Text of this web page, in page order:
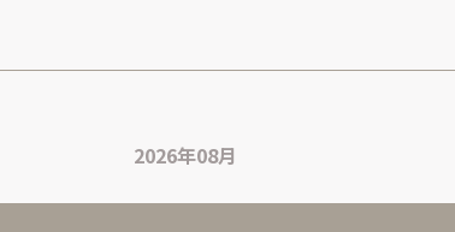
2026年08月